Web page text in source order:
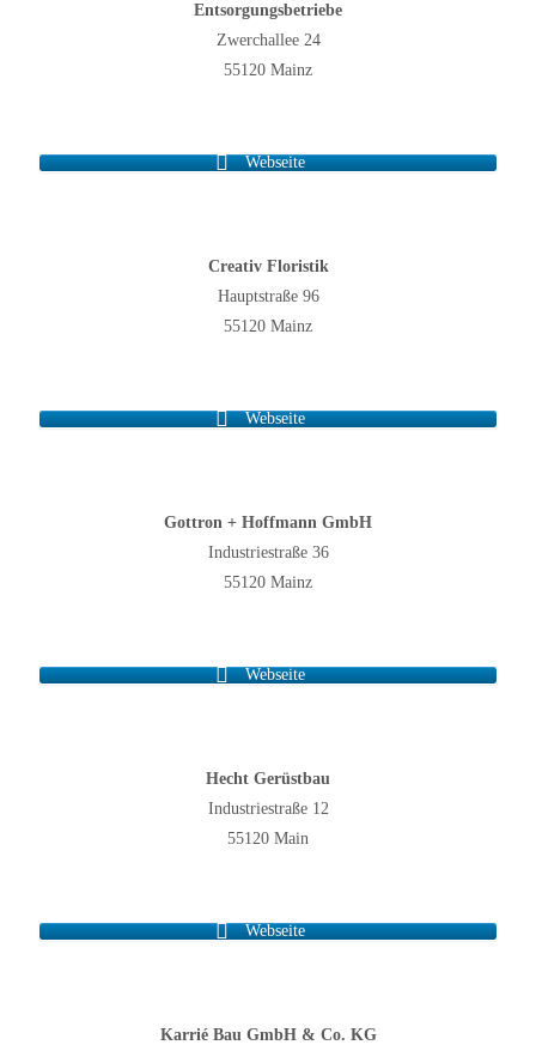
Entsorgungsbetriebe
Zwerchallee 24
55120 Mainz
Webseite
Creativ Floristik
Hauptstraße 96
55120 Mainz
Webseite
Gottron + Hoffmann GmbH
Industriestraße 36
55120 Mainz
Webseite
Hecht Gerüstbau
Industriestraße 12
55120 Main
Webseite
Karrié Bau GmbH & Co. KG